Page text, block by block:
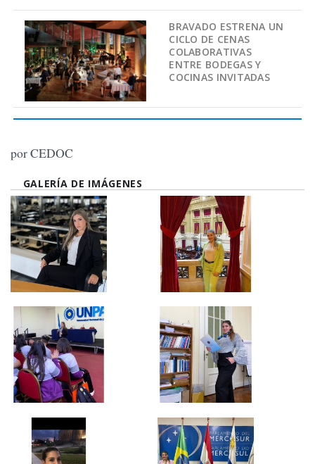
BRAVADO ESTRENA UN
CICLO DE CENAS
COLABORATIVAS
ENTRE BODEGAS Y
COCINAS INVITADAS
por CEDOC
GALERÍA DE IMÁGENES